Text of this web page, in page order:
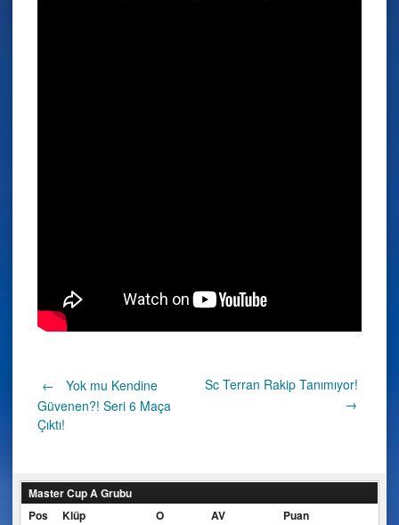
Post
navigation
←
Yok mu Kendine
Güvenen?! Seri 6 Maça
Çıktı!
Sc Terran Rakip Tanımıyor!
→
Master Cup A Grubu
Pos
Klüp O AV Puan